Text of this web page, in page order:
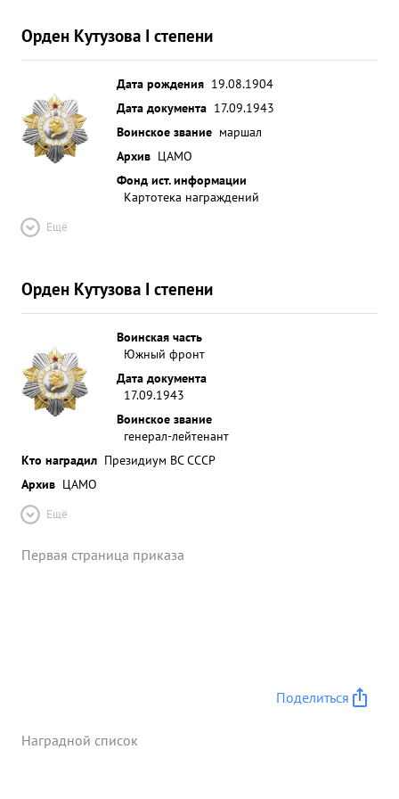
Орден Кутузова I степени
Дата рождения 19.08.1904
Дата документа 17.09.1943
Воинское звание маршал
Архив ЦАМО
Фонд ист. информации
Картотека награждений
Ещё
Орден Кутузова I степени
Воинская часть
Южный фронт
Дата документа
17.09.1943
Воинское звание
генерал-лейтенант
Кто наградил Президиум ВС СССР
Архив ЦАМО
Ещё
Первая страница приказа
Поделиться
Наградной список